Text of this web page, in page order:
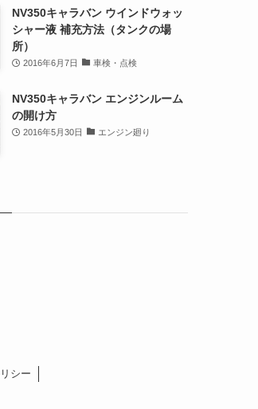
NV350キャラバン ウインドウォッ
シャー液 補充方法（タンクの場
所）
2016年6月7日 車検・点検
NV350キャラバン エンジンルーム
の開け方
2016年5月30日 エンジン廻り
シー